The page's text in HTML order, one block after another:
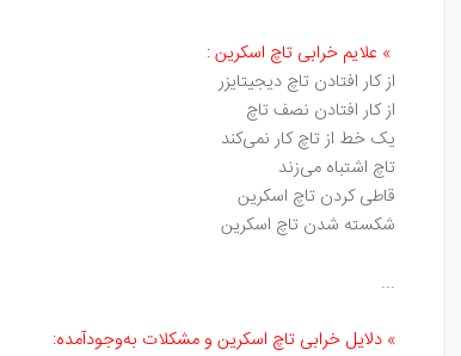
» علایم خرابی تاچ اسکرین:
از کار افتادن تاچ دیجیتایزر
از کار افتادن نصف تاچ
یک خط از تاچ کار نمی‌کند
تاچ اشتباه می‌زند
قاطی کردن تاچ اسکرین
شکسته شدن تاچ اسکرین
...
» دلایل خرابی تاچ اسکرین و مشکلات به‌وجود‌آمده: